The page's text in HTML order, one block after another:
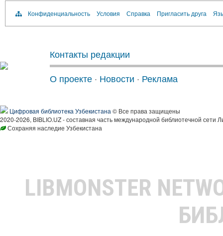
Конфиденциальность Условия Справка Пригласить друга
Контакты редакции
О проекте · Новости · Реклама
Цифровая библиотека Узбекистана © Все права защищены
2020-2026, BIBLIO.UZ - составная часть международной библиотечной сети
Сохраняя наследие Узбекистана
LIBMONSTER